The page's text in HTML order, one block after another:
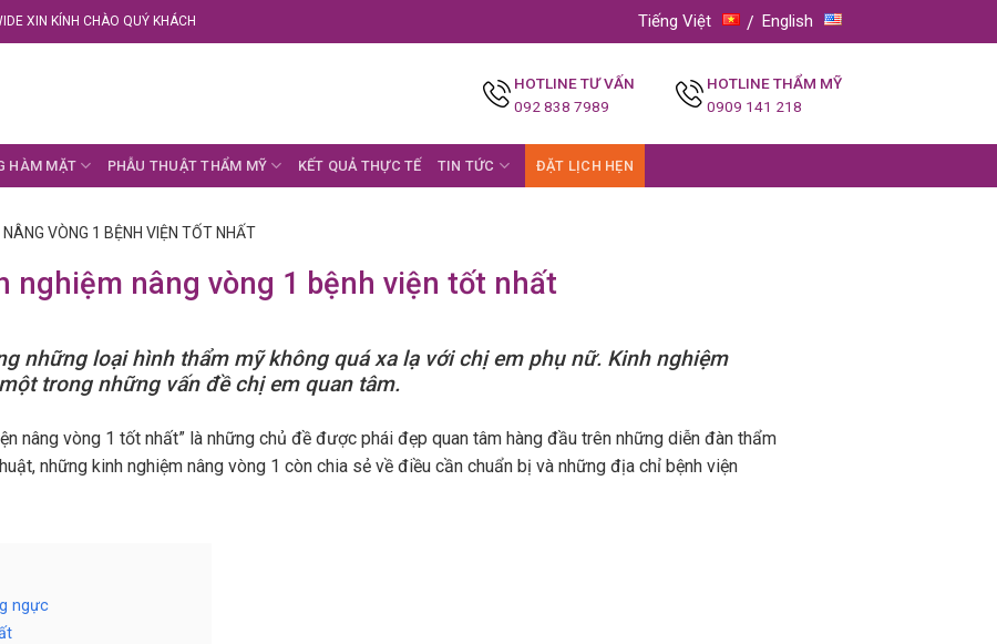
XIN KÍNH CHÀO QUÝ KHÁCH Tiếng Việt English
HOTLINE TƯ VẤN
092 838 7989
HOTLINE THẨM MỸ
0909 141 218
HÀM MẶT PHẪU THUẬT THẨM MỸ KẾT QUẢ THỰC TẾ TIN TỨC ĐẶT LỊCH HẸN
NÂNG VÒNG 1 BỆNH VIỆN TỐT NHẤT
nghiệm nâng vòng 1 bệnh viện tốt nhất
những loại hình thẩm mỹ không quá xa lạ với chị em phụ nữ. Kinh nghiệm
trong những vấn đề chị em quan tâm.
nâng vòng 1 tốt nhất” là những chủ đề được phái đẹp quan tâm hàng đầu trên những diễn đàn thẩm
những kinh nghiệm nâng vòng 1 còn chia sẻ về điều cần chuẩn bị và những địa chỉ bệnh viện
ngực